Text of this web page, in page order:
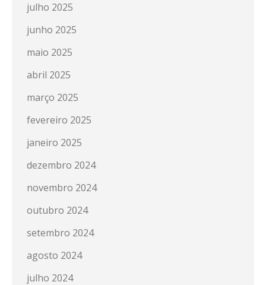
julho 2025
junho 2025
maio 2025
abril 2025
março 2025
fevereiro 2025
janeiro 2025
dezembro 2024
novembro 2024
outubro 2024
setembro 2024
agosto 2024
julho 2024